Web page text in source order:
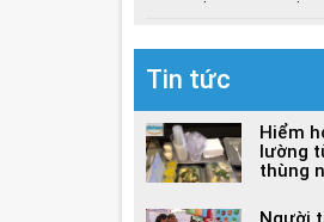
Tin tức
Hiểm
lường
thùng